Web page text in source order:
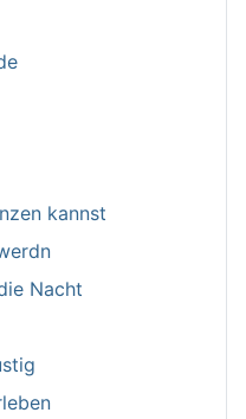
kannst
Nacht